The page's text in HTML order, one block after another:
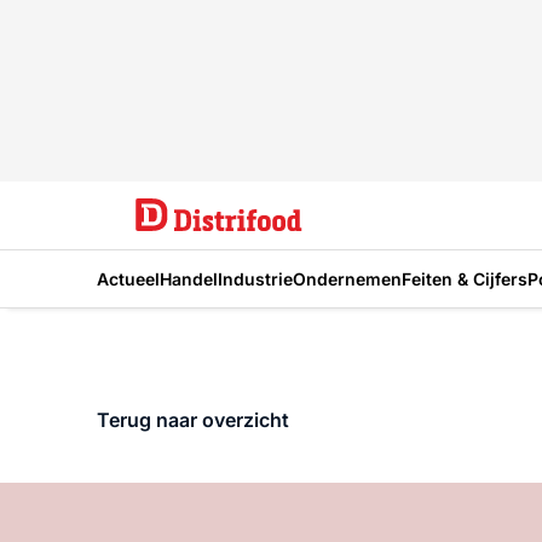
ActueelHandelIndustrieOndernemenFeiten & Cijfers
Terug naar overzicht